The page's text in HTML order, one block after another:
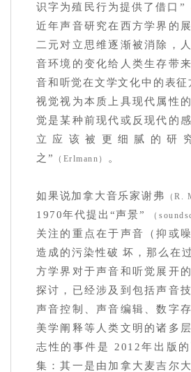
识字为殖民行为提供了借口”
近年声音研究在西方学界的
二元对立思维逐渐被消除，
音环境的变化给人类生存带
音和听觉在文学文化中的表征
视觉视为本质上具现代属性
觉是某种前现代或反现代的
立应该被更细腻的研
之”
（Erlmann） 。
如果说加拿大音乐家谢弗 （R.
1970年代提出“声景”
（
关注的重点在于声音（抑或
造成的污染性破 坏，那么在
方学界对于声音和听觉展开
探讨，已经涉及到包括声音
声音控制、声音编辑、数字
美学阐释等人类文明的诸多
志性的事件是 2012年出版
集：其一是由加拿大麦吉尔